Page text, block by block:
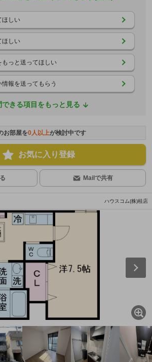
ほしい
ほしい
もっと送ってほしい
報を送ってもらう
できる項目をもっと見る
お部屋を0人以上が検討中です
お気に入り登録
Mailで共有
ハウスコム(株)桂店